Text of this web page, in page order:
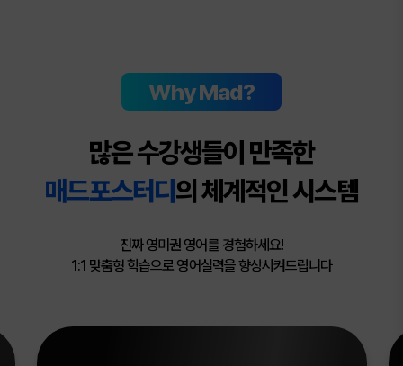
Why Mad?
많은 수강생들이 만족한
매드포스터디 의 체계적인 시스템
진짜 영미권 영어를 경험하세요!
1:1 맞춤형 학습으로 영어실력을 향상시켜드립니다